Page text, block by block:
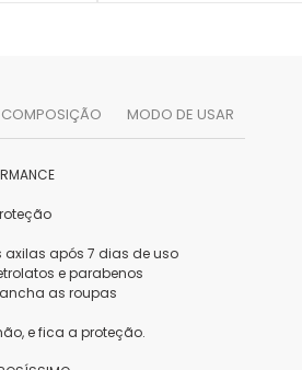
COMPOSIÇÃO MODO DE USAR
após 7 dias de uso
e parabenos
as roupas
e fica a proteção.